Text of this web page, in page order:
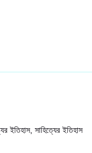
সাহিত্যের ইতিহাস